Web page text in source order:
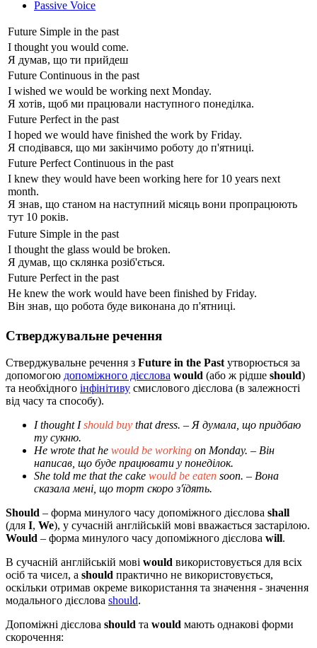
Passive Voice
Future Simple in the past
I thought you would come.
Я думав, що ти прийдеш
Future Continuous in the past
I wished we would be working next Monday.
Я хотів, щоб ми працювали наступного понеділка.
Future Perfect in the past
I hoped we would have finished the work by Friday.
Я сподівався, що ми закінчимо роботу до п'ятниці.
Future Perfect Continuous in the past
I knew they would have been working here for 10 years next
month.
Я знав, що станом на наступний місяць вони пропрацюють
тут 10 років.
Future Simple in the past
I thought the glass would be broken.
Я думав, що склянка розіб'ється.
Future Perfect in the past
He knew the work would have been finished by Friday.
Він знав, що робота буде виконана до п'ятниці.
Стверджувальне речення
Стверджувальне речення з Future in the Past утворюється за
допомогою допоміжного дієслова would (або ж рідше should)
та необхідного інфінітиву смислового дієслова (в залежності
від часу та способу).
I thought Ishould buy that dress. – Я думала, що придбаю
ту сукню.
He wrote that he would be working on Monday. – Він
написав, що буде працювати у понеділок.
She told me that the cake would be eaten soon. – Вона
сказала мені, що торт скоро з'їдять.
Should – форма минулого часу допоміжного дієслова shall
(для I, We), у сучасній англійській мові вважається застарілою.
Would – форма минулого часу допоміжного дієслова will.
В сучасній англійській мові would використовується для всіх
осіб та чисел, а should практично не використовується,
оскільки отримав окреме використання та значення - значення
модального дієслова should.
Допоміжні дієслова should та would мають однакові форми
скорочення: